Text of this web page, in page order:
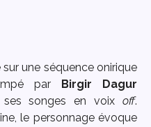
sur une séquence onirique
par Birgir Dagur
songes en voix off.
le personnage évoque